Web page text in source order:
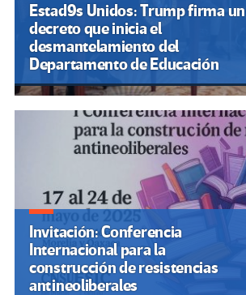
Estad9s Unidos: Trump firma un
decreto que inicia el
desmantelamiento del
Departamento de Educación
Invitación: Conferencia
Internacional para la
construcción de resistencias
antineoliberales